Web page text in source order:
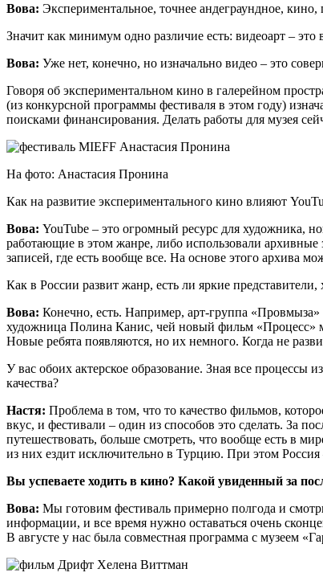
Вова: Экспериментальное, точнее андеграундное,
Значит как минимум одно различие есть: видеоарт – это
Вова: Уже нет, конечно, но изначально видео – это
Говоря об экспериментальном кино в галерейном
(из конкурсной программы фестиваля в этом году)
поисками финансирования. Делать работы для музея
На фото: Анастасия Пронина
Как на развитие экспериментального кино влияют
Вова: YouTube – это огромный ресурс для художника,
работающие в этом жанре, либо использовали
записей, где есть вообще все. На основе этого архива
Как в России развит жанр, есть ли яркие
Вова: Конечно, есть. Например, арт-группа
художница Полина Канис, чей новый фильм «Процесс»
Новые ребята появляются, но их немного. Когда не
У вас обоих актерское образование. Зная все
качества?
Настя: Проблема в том, что то качество фильмов,
вкус, и фестивали – один из способов это сделать. За
путешествовать, больше смотреть, что вообще есть в
из них ездит исключительно в Турцию. При этом
Вы успеваете ходить в кино? Какой увиденный за
Вова: Мы готовим фестиваль примерно полгода и
информации, и все время нужно оставаться очень
В августе у нас была совместная программа с музеем